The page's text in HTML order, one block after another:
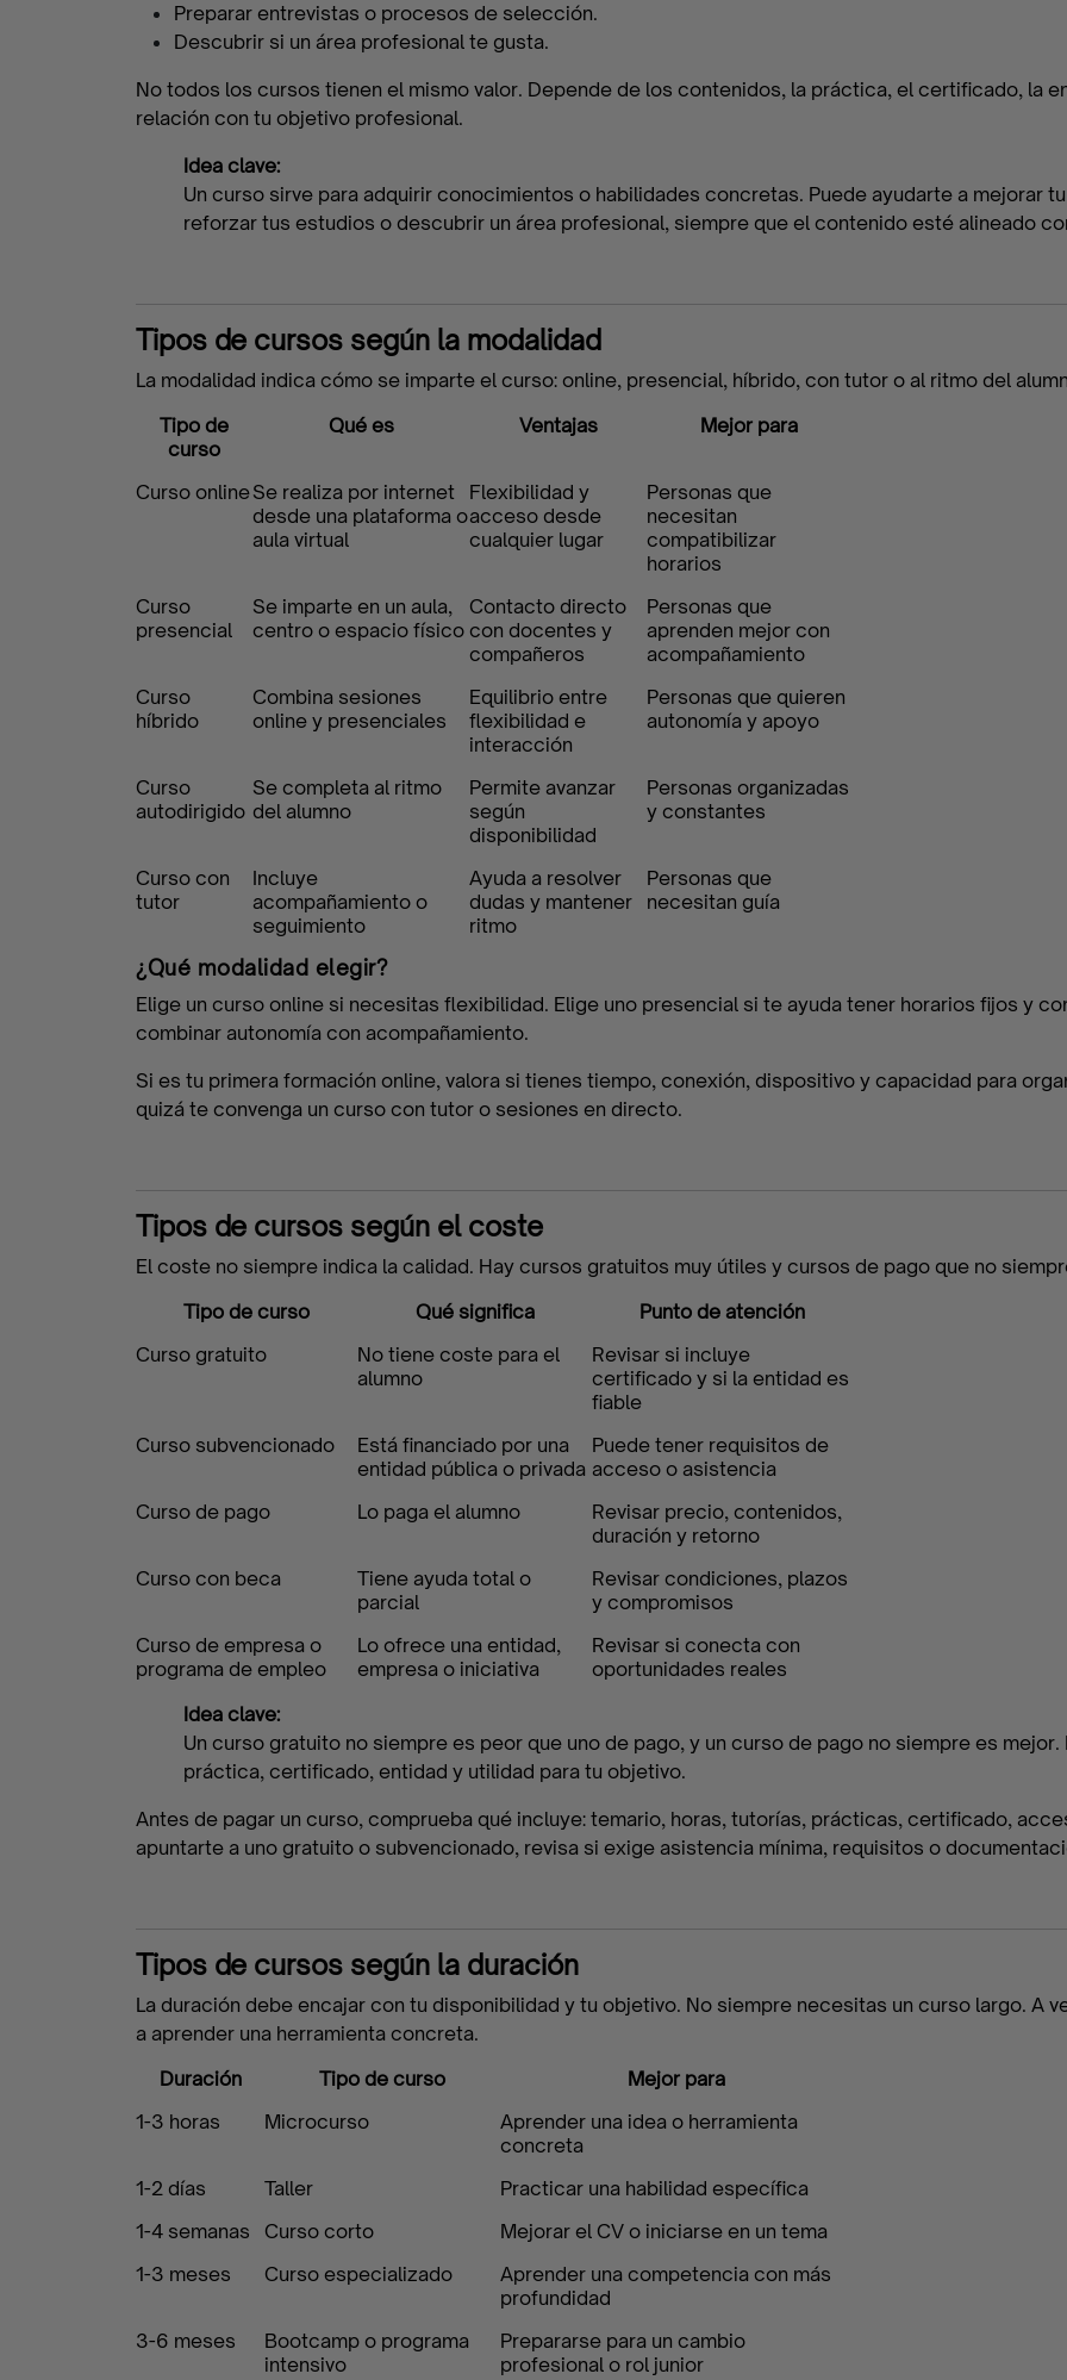
Programas
Preparar entrevistas o procesos de selección.
Descubrir si un área profesional te gusta.
No todos los cursos tienen el mismo valor. Depende de los contenidos, la práctica, el certificado, la
relación con tu objetivo profesional.
Idea clave:
Un curso sirve para adquirir conocimientos o habilidades concretas. Puede ayudarte a mejorar
reforzar tus estudios o descubrir un área profesional, siempre que el contenido esté alineado
Tipos de cursos según la modalidad
La modalidad indica cómo se imparte el curso: online, presencial, híbrido, con tutor o al ritmo del
Tipo de
curso
Qué es Ventajas Mejor para
Curso onlineSe realiza por internet
desde una plataforma o
aula virtual
Flexibilidad y
acceso desde
cualquier lugar
Personas que
necesitan
compatibilizar
horarios
Curso
presencial
Se imparte en un aula,
centro o espacio físico
Contacto directo
con docentes y
compañeros
Personas que
aprenden mejor con
acompañamiento
Curso
híbrido
Combina sesiones
online y presenciales
Equilibrio entre
flexibilidad e
interacción
Personas que quieren
autonomía y apoyo
Curso
autodirigido
Se completa al ritmo
del alumno
Permite avanzar
según
disponibilidad
Personas organizadas
y constantes
Curso con
tutor
Incluye
acompañamiento o
seguimiento
Ayuda a resolver
dudas y mantener
ritmo
Personas que
necesitan guía
¿Qué modalidad elegir?
Elige un curso online si necesitas flexibilidad. Elige uno presencial si te ayuda tener horarios fijos y
combinar autonomía con acompañamiento.
Si es tu primera formación online, valora si tienes tiempo, conexión, dispositivo y capacidad para
quizá te convenga un curso con tutor o sesiones en directo.
Tipos de cursos según el coste
El coste no siempre indica la calidad. Hay cursos gratuitos muy útiles y cursos de pago que no
Tipo de curso
Qué significa
Punto de atención
Curso gratuito
No tiene coste para el
alumno
Revisar si incluye
certificado y si la entidad es
fiable
Curso subvencionado
Está financiado por una
entidad pública o privada
Puede tener requisitos de
acceso o asistencia
Curso de pago
Lo paga el alumno
Revisar precio, contenidos,
duración y retorno
Curso con beca
Tiene ayuda total o
parcial
Revisar condiciones, plazos
y compromisos
Curso de empresa o
programa de empleo
Lo ofrece una entidad,
empresa o iniciativa
Revisar si conecta con
oportunidades reales
Idea clave:
Un curso gratuito no siempre es peor que uno de pago, y un curso de pago no siempre es
práctica, certificado, entidad y utilidad para tu objetivo.
Antes de pagar un curso, comprueba qué incluye: temario, horas, tutorías, prácticas, certificado,
apuntarte a uno gratuito o subvencionado, revisa si exige asistencia mínima, requisitos o
Tipos de cursos según la duración
La duración debe encajar con tu disponibilidad y tu objetivo. No siempre necesitas un curso largo. A
a aprender una herramienta concreta.
Duración
Tipo de curso
Mejor para
1-3 horas
Microcurso
Aprender una idea o herramienta
concreta
1-2 días
Taller
Practicar una habilidad específica
1-4 semanas
Curso corto
Mejorar el CV o iniciarse en un tema
1-3 meses
Curso especializado
Aprender una competencia con más
profundidad
3-6 meses
Bootcamp o programa
intensivo
Prepararse para un cambio
profesional o rol junior